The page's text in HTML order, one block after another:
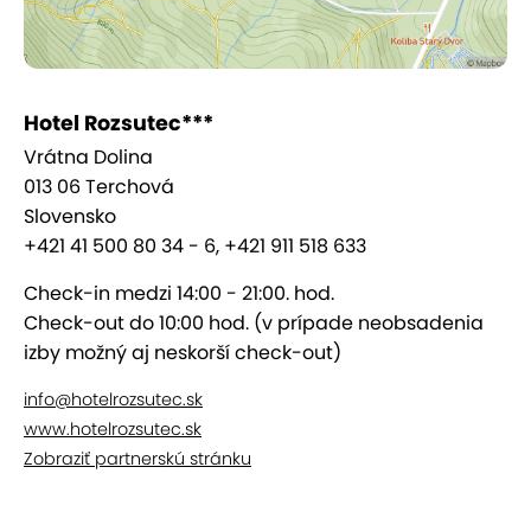
Rodinná izba s balkónom
Vybavenie izby: v miestnosti sa nachádza
LCD TV, + sociálne vybavenie
Apartmán Premium
1x obývačka s rozkladacou sedačkou a
kreslom, v každej miestnosti je LCD TV, +
sociálne zariadenie
Wellness
Hotel Rozsutec***
Vrátna Dolina
013 06 Terchová
Slovensko
+421 41 500 80 34 - 6, +421 911 518 633
Check-in medzi 14:00 - 21:00. hod.
Check-out do 10:00 hod. (v prípade neobsadenia
izby možný aj neskorší check-out)
info@hotelrozsutec.sk
www.hotelrozsutec.sk
Zobraziť partnerskú stránku